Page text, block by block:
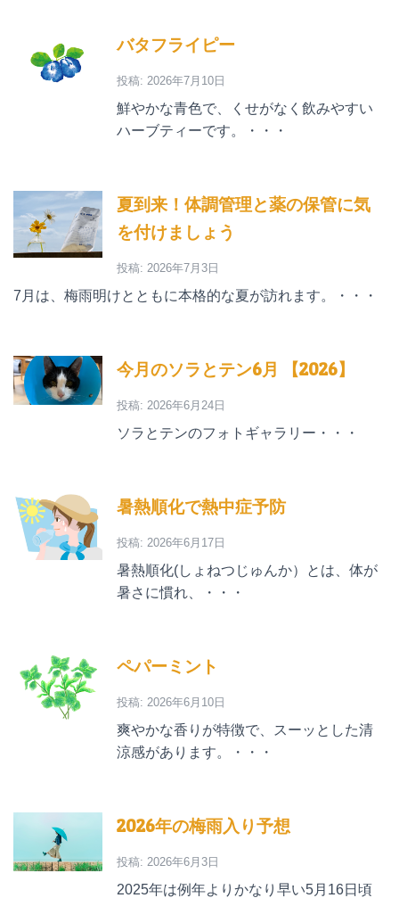
バタフライピー
投稿: 2026年7月10日
鮮やかな青色で、くせがなく飲みやすい
ハーブティーです。・・・
夏到来！体調管理と薬の保管に気
を付けましょう
投稿: 2026年7月3日
7月は、梅雨明けとともに本格的な夏が訪れます。・・・
今月のソラとテン6月 【2026】
投稿: 2026年6月24日
ソラとテンのフォトギャラリー・・・
暑熱順化で熱中症予防
投稿: 2026年6月17日
暑熱順化(しょねつじゅんか）とは、体が
暑さに慣れ、・・・
ペパーミント
投稿: 2026年6月10日
爽やかな香りが特徴で、スーッとした清
涼感があります。・・・
2026年の梅雨入り予想
投稿: 2026年6月3日
2025年は例年よりかなり早い5月16日頃